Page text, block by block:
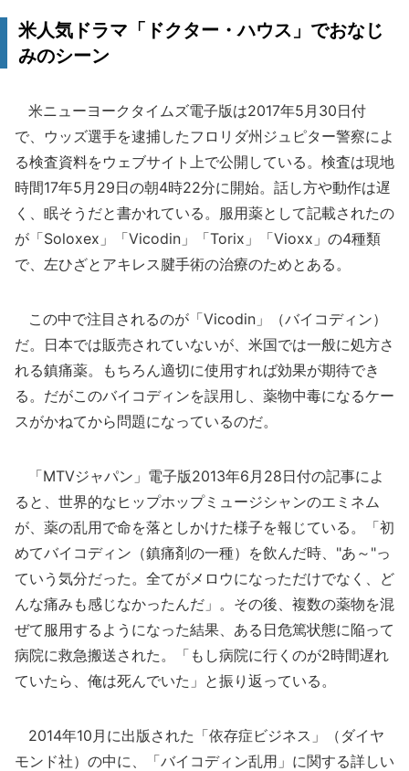
米人気ドラマ「ドクター・ハウス」でおなじ
みのシーン
米ニューヨークタイムズ電子版は2017年5月30日付
で、ウッズ選手を逮捕したフロリダ州ジュピター警察によ
る検査資料をウェブサイト上で公開している。検査は現地
時間17年5月29日の朝4時22分に開始。話し方や動作は遅
く、眠そうだと書かれている。服用薬として記載されたの
が「Soloxex」「Vicodin」「Torix」「Vioxx」の4種類
で、左ひざとアキレス腱手術の治療のためとある。
この中で注目されるのが「Vicodin」（バイコディン）
だ。日本では販売されていないが、米国では一般に処方さ
れる鎮痛薬。もちろん適切に使用すれば効果が期待でき
る。だがこのバイコディンを誤用し、薬物中毒になるケー
スがかねてから問題になっているのだ。
「MTVジャパン」電子版2013年6月28日付の記事によ
ると、世界的なヒップホップミュージシャンのエミネム
が、薬の乱用で命を落としかけた様子を報じている。「初
めてバイコディン（鎮痛剤の一種）を飲んだ時、"あ～"っ
ていう気分だった。全てがメロウになっただけでなく、ど
んな痛みも感じなかったんだ」。その後、複数の薬物を混
ぜて服用するようになった結果、ある日危篤状態に陥って
病院に救急搬送された。「もし病院に行くのが2時間遅れ
ていたら、俺は死んでいた」と振り返っている。
2014年10月に出版された「依存症ビジネス」（ダイヤ
モンド社）の中に、「バイコディン乱用」に関する詳しい